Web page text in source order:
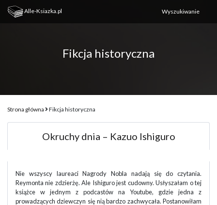
Alle-Ksiazka.pl
Fikcja historyczna
Strona główna Fikcja historyczna
Okruchy dnia – Kazuo Ishiguro
Nie wszyscy laureaci Nagrody Nobla nadają się do czytania.
Reymonta nie zdzierżę. Ale Ishiguro jest cudowny. Usłyszałam o tej
książce w jednym z podcastów na Youtube, gdzie jedna z
prowadzących dziewczyn się nią bardzo zachwycała. Postanowiłam